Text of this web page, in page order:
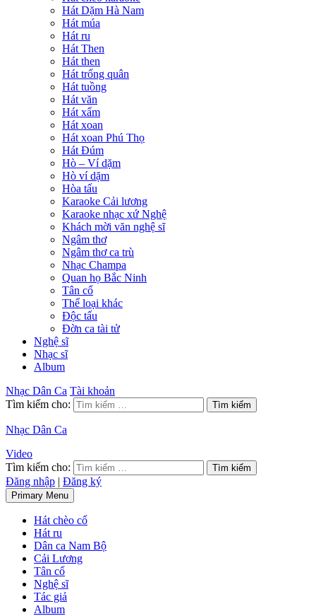
Hát Dặm Hà Nam
Hát múa
Hát ru
Hát Then
Hát then
Hát trống quân
Hát tuồng
Hát văn
Hát xẩm
Hát xoan
Hát xoan Phú Thọ
Hát Đúm
Hò – Ví dặm
Hò ví dặm
Hòa tấu
Karaoke Cải lương
Karaoke nhạc xứ Nghệ
Khách mời văn nghệ sĩ
Ngâm thơ
Ngâm thơ ca trù
Nhạc Champa
Quan họ Bắc Ninh
Tân cổ
Thể loại khác
Độc tấu
Đờn ca tài tử
Nghệ sĩ
Nhạc sĩ
Album
Nhạc Dân Ca Tài khoản
Tìm kiếm cho:
Nhạc Dân Ca
Video
Tìm kiếm cho:
Đăng nhập | Đăng ký
Primary Menu
Hát chèo cổ
Hát ru
Dân ca Nam Bộ
Cải Lương
Tân cổ
Nghệ sĩ
Tác giả
Album